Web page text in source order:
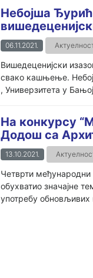
Небојша
06.11.2021.
Вишедеценијски
свако кашњење.
, Универзитета у
На конкурсу
Додош са
13.10.2021.
Четврти међународни
обухватио значајне
употребу обновљивих